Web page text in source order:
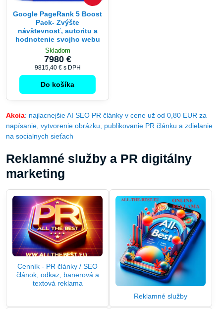
Google PageRank 5 Boost
Pack- Zvýšte
návštevnosť, autoritu a
hodnotenie svojho webu
Skladom
7980 €
9815,40 € s DPH
Do košíka
Akcia: najlacnejšie AI SEO PR články v cene už od 0,80 EUR za
napísanie, vytvorenie obrázku, publikovanie PR článku a zdielanie
na socialnych sieťach
Reklamné služby a PR digitálny
marketing
Cenník - PR články / SEO
článok, odkaz, banerová a
textová reklama
Reklamné služby